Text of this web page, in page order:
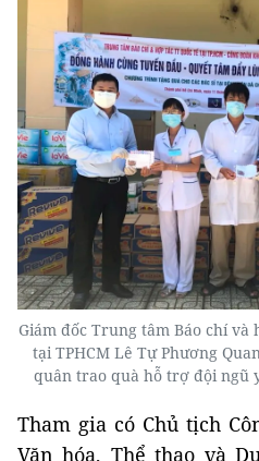
Giám đốc Trung tâm Báo chí
tại TPHCM Lê Tự Phương
quân trao quà hỗ trợ đội ngũ
Tham gia có Chủ tịch
Văn hóa, Thể thao và